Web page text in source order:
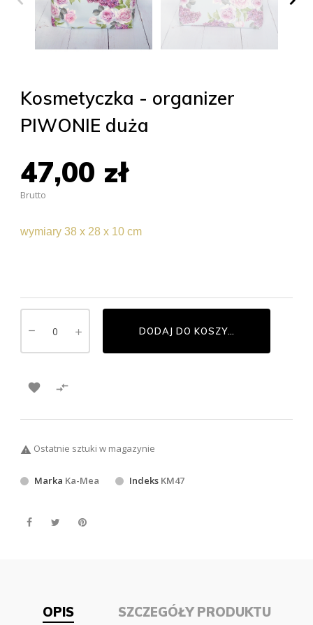
Kosmetyczka - organizer
PIWONIE duża
47,00 zł
Brutto
wymiary 38 x 28 x 10 cm
DODAJ DO KOSZYKA
 
 Ostatnie sztuki w magazynie
Marka Ka-Mea Indeks KM47
OPIS
SZCZEGÓŁY PRODUKTU